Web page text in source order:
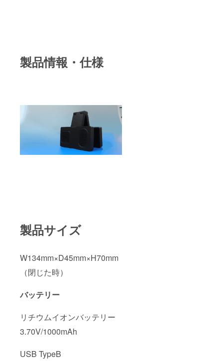
製品情報・仕様
製品サイズ
W134mm×D45mm×H70mm
（閉じた時）
バッテリー
リチウムイオンバッテリー
3.70V/1000mAh
USB TypeB